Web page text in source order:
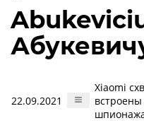
22.09.2021
Xiaomi